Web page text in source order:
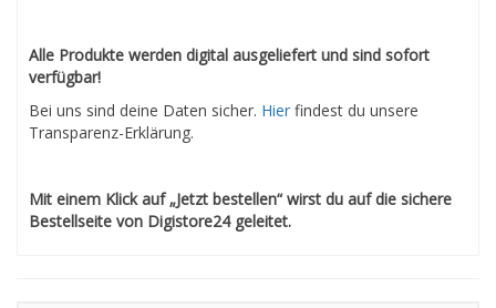
Alle Produkte werden digital ausgeliefert und sind sofort
verfügbar!
Bei uns sind deine Daten sicher. Hier findest du unsere
Transparenz-Erklärung.
Mit einem Klick auf „Jetzt bestellen“ wirst du auf die sichere
Bestellseite von Digistore24 geleitet.